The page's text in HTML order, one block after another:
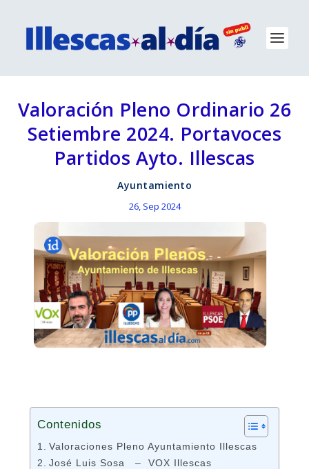
Valoración Pleno Ordinario 26
Setiembre 2024. Portavoces
Partidos Ayto. Illescas
Ayuntamiento
26, Sep 2024
Contenidos
Valoraciones Pleno Ayuntamiento Illescas
José Luis Sosa – VOX Illescas